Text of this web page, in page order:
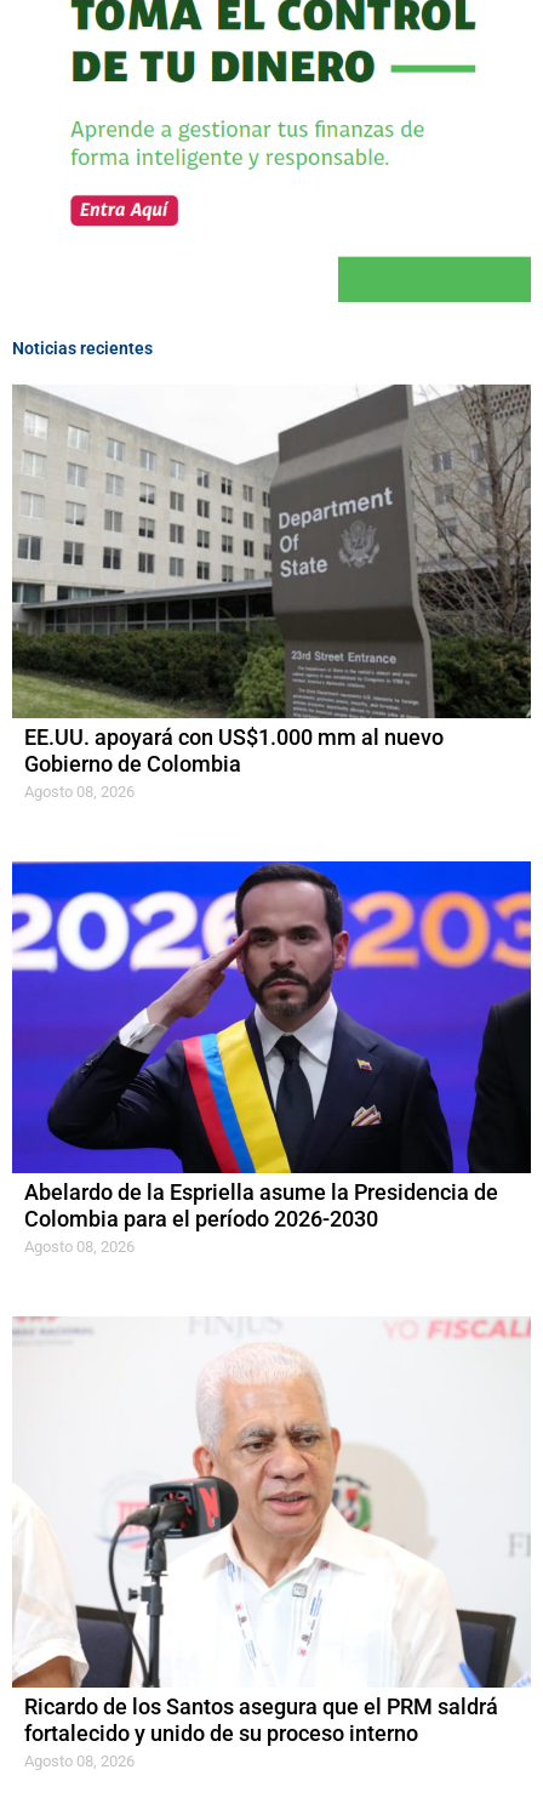
Noticias recientes
EE.UU. apoyará con US$1.000 mm al nuevo
Gobierno de Colombia
Agosto 08, 2026
Abelardo de la Espriella asume la Presidencia de
Colombia para el período 2026-2030
Agosto 08, 2026
Ricardo de los Santos asegura que el PRM saldrá
fortalecido y unido de su proceso interno
Agosto 08, 2026